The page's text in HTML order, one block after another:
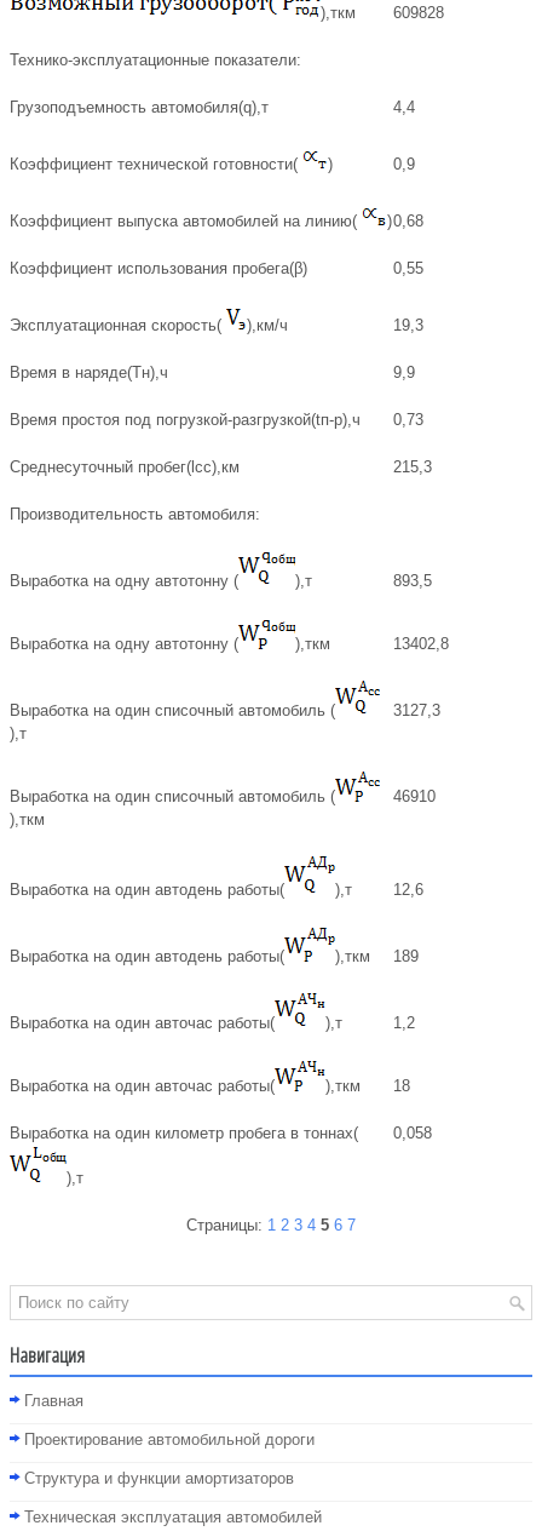
),ткм 609828
Технико-эксплуатационные показатели:
Грузоподъемность автомобиля(q),т 4,4
Коэффициент технической готовности( ) 0,9
Коэффициент выпуска автомобилей на линию( )0,68
Коэффициент использования пробега(β) 0,55
Эксплуатационная скорость( ),км/ч 19,3
Время в наряде(Тн),ч 9,9
Время простоя под погрузкой-разгрузкой(tп-р),ч 0,73
Среднесуточный пробег(lсс),км 215,3
Производительность автомобиля:
Выработка на одну автотонну ( ),т 893,5
Выработка на одну автотонну ( ),ткм 13402,8
Выработка на один списочный автомобиль (
),т
3127,3
Выработка на один списочный автомобиль (
),ткм
46910
Выработка на один автодень работы( ),т 12,6
Выработка на один автодень работы( ),ткм 189
Выработка на один авточас работы( ),т 1,2
Выработка на один авточас работы( ),ткм 18
Выработка на один километр пробега в тоннах(
),т
0,058
Страницы: 1 2 3 4 5 6 7
Навигация
Главная
Проектирование автомобильной дороги
Структура и функции амортизаторов
Техническая эксплуатация автомобилей